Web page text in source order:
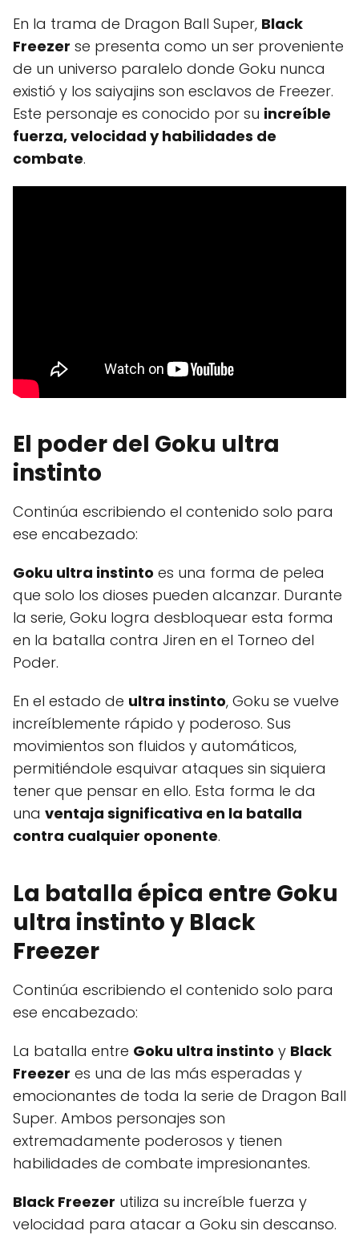
En la trama de Dragon Ball Super, Black
Freezer se presenta como un ser proveniente
de un universo paralelo donde Goku nunca
existió y los saiyajins son esclavos de Freezer.
Este personaje es conocido por su increíble
fuerza, velocidad y habilidades de
combate.
El poder del Goku ultra
instinto
Continúa escribiendo el contenido solo para
ese encabezado:
Goku ultra instinto es una forma de pelea
que solo los dioses pueden alcanzar. Durante
la serie, Goku logra desbloquear esta forma
en la batalla contra Jiren en el Torneo del
Poder.
En el estado de ultra instinto, Goku se vuelve
increíblemente rápido y poderoso. Sus
movimientos son fluidos y automáticos,
permitiéndole esquivar ataques sin siquiera
tener que pensar en ello. Esta forma le da
una ventaja significativa en la batalla
contra cualquier oponente.
La batalla épica entre Goku
ultra instintoy Black
Freezer
Continúa escribiendo el contenido solo para
ese encabezado:
La batalla entre Goku ultra instinto y Black
Freezer es una de las más esperadas y
emocionantes de toda la serie de Dragon Ball
Super. Ambos personajes son
extremadamente poderosos y tienen
habilidades de combate impresionantes.
Black Freezer utiliza su increíble fuerza y
velocidad para atacar a Goku sin descanso.